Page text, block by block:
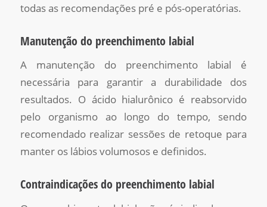
todas as recomendações pré e pós-operatórias.
Manutenção do preenchimento labial
A manutenção do preenchimento labial é
necessária para garantir a durabilidade dos
resultados. O ácido hialurônico é reabsorvido
pelo organismo ao longo do tempo, sendo
recomendado realizar sessões de retoque para
manter os lábios volumosos e definidos.
Contraindicações do preenchimento labial